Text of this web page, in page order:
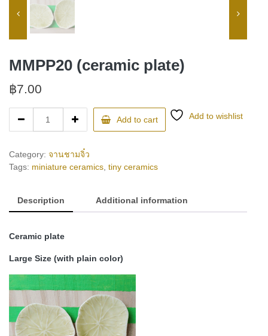
MMPP20 (ceramic plate)
฿7.00
(ceramic
quantity
Add to cart Add to wishlist
Category: จานชามจิ๋ว
Tags: miniature ceramics tiny ceramics
Description Additional information
Ceramic plate
Large Size (with plain color)